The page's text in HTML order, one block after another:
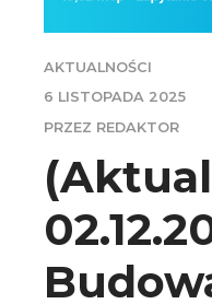
AKTUALNOŚCI
6 LISTOPADA 2025
PRZEZ REDAKTOR